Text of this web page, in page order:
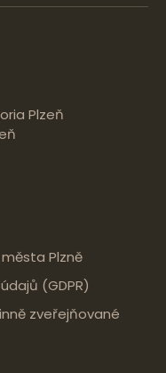
Plzeň
Plzně
(GDPR)
zveřejňované